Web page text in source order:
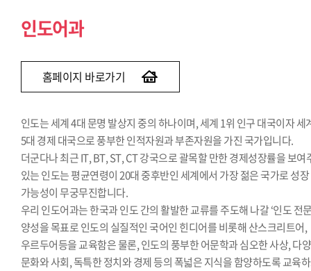
인도어과
홈페이지 바로가기
인도는 세계 4대 문명 발상지 중의 하나이며, 세계 1위 인구 대국이자 세
5대 경제 대국으로 풍부한 인적자원과 부존자원을 가진 국가입니다.
더군다나 최근 IT, BT, ST, CT 강국으로 괄목할 만한 경제성장률을 보여
있는 인도는 평균연령이 20대 중후반인 세계에서 가장 젊은 국가로 성장
가능성이 무궁무진합니다.
우리 인도어과는 한국과 인도 간의 활발한 교류를 주도해 나갈 ‘인도 전
양성을 목표로 인도의 실질적인 국어인 힌디어를 비롯해 산스크리트어,
우르두어등을 교육함은 물론, 인도의 풍부한 어문학과 심오한 사상, 다
문화와 사회, 독특한 정치와 경제 등의 폭넓은 지식을 함양하도록 교육